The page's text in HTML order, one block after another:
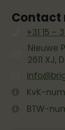
Contact
+31 15 -
Nieuwe
2611 XJ,
KvK-
BTW-